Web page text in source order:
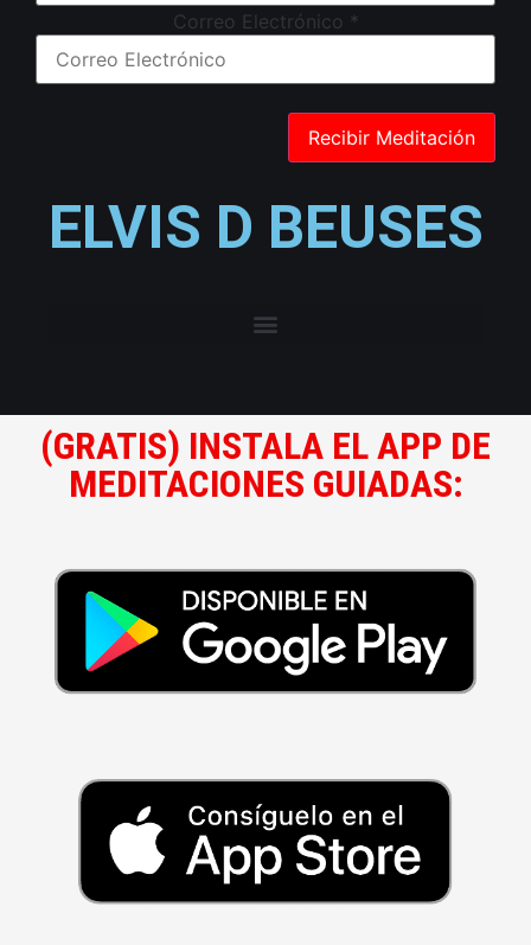
Correo Electrónico *
ELVIS D BEUSES
(GRATIS) INSTALA EL APP DE
MEDITACIONES GUIADAS: